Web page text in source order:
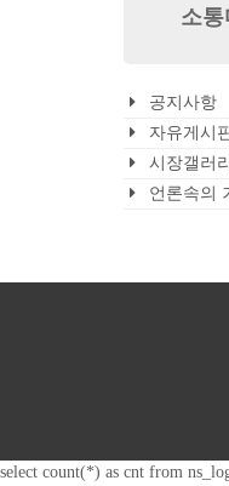
소
공지사항
자유게시
시장갤러리
언론속의
select count(*) as cnt from